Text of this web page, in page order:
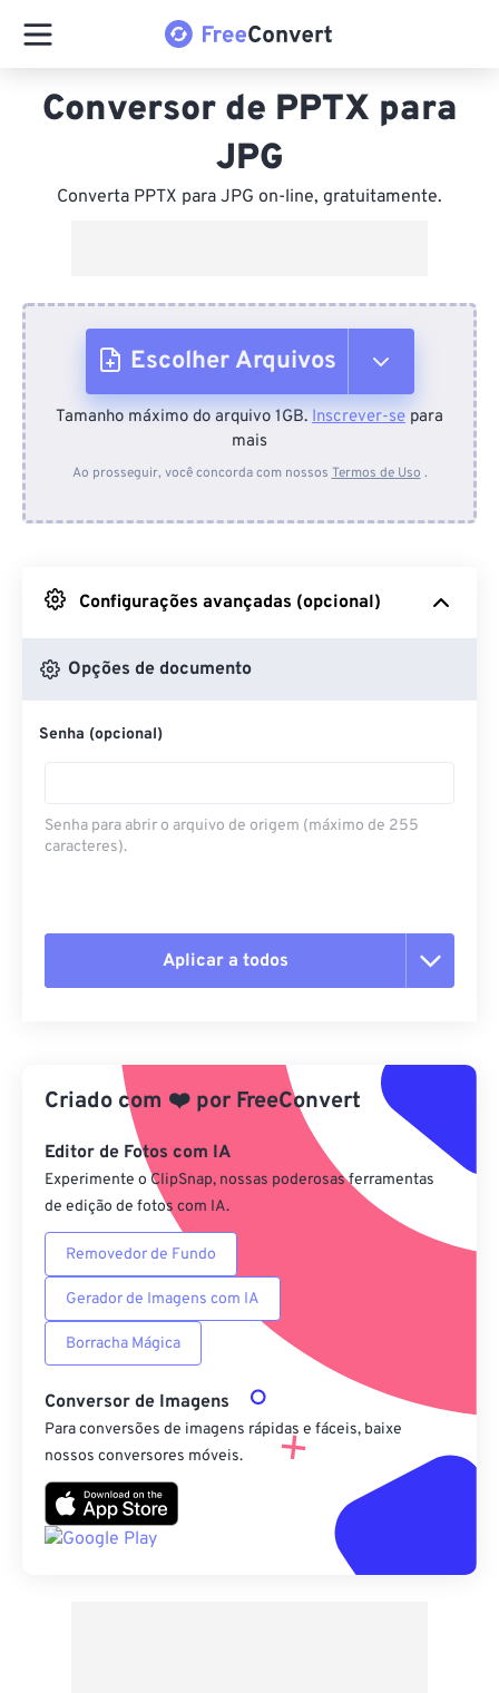
Conversor de PPTX para
JPG
Converta PPTX para JPG on-line, gratuitamente.
Escolher Arquivos
Do dispositivo
Do Google Drive
Do OneDrive
Da URL
Tamanho máximo do arquivo 1GB. Inscrever-se para
mais
Ao prosseguir, você concorda com nossos Termos de Uso .
Configurações avançadas (opcional)
Opções de documento
Senha (opcional)
Senha para abrir o arquivo de origem (máximo de 255
caracteres).
Aplicar a todos
Aplicar a partir da predefinição
Salvar como predefinição
Criado com ❤️ por FreeConvert
Editor de Fotos com IA
Experimente o ClipSnap, nossas poderosas ferramentas
de edição de fotos com IA.
Removedor de Fundo
Gerador de Imagens com IA
Borracha Mágica
Conversor de Imagens
Para conversões de imagens rápidas e fáceis, baixe
nossos conversores móveis.